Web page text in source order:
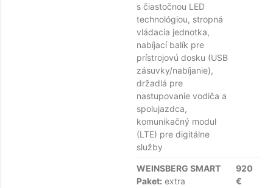
s čiastočnou LED
technológiou, stropná
vládacia jednotka,
nabíjací balík pre
prístrojovú dosku (USB
zásuvky/nabíjanie),
držadlá pre
nastupovanie vodiča a
spolujazdca,
komunikačný modul
(LTE) pre digitálne
služby
WEINSBERG SMART
Paket: extra
920
€